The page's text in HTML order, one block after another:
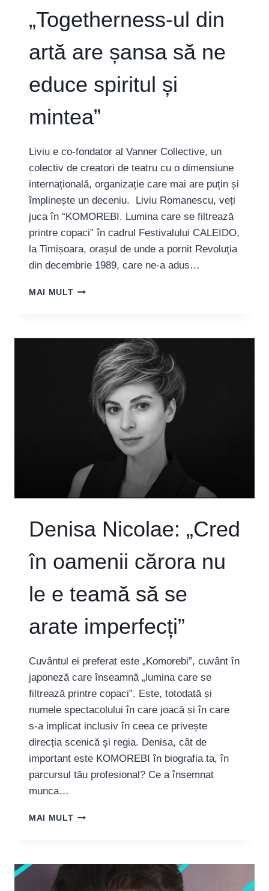
„Togetherness-ul din
artă are șansa să ne
educe spiritul și
mintea”
Liviu e co-fondator al Vanner Collective, un
colectiv de creatori de teatru cu o dimensiune
internațională, organizație care mai are puțin și
împlinește un deceniu. Liviu Romanescu, veți
juca în “KOMOREBI. Lumina care se filtrează
printre copaci” în cadrul Festivalului CALEIDO,
la Timișoara, orașul de unde a pornit Revoluția
din decembrie 1989, care ne-a adus…
MAI MULTLIVIU
DIN
ȘANSA
EDUCE
SPIRITUL
Denisa Nicolae: „Cred
în oamenii cărora nu
le e teamă să se
arate imperfecți”
Cuvântul ei preferat este „Komorebi”, cuvânt în
japoneză care înseamnă „lumina care se
filtrează printre copaci”. Este, totodată și
numele spectacolului în care joacă și în care
s-a implicat inclusiv în ceea ce privește
direcția scenică și regia. Denisa, cât de
important este KOMOREBI în biografia ta, în
parcursul tău profesional? Ce a însemnat
munca…
MAI MULTDENISA
OAMENII